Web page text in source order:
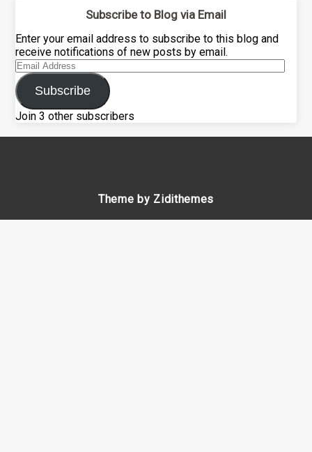
Subscribe to Blog via Email
Enter your email address to subscribe to this blog and
receive notifications of new posts by email.
Email
Address
Subscribe
Join 3 other subscribers
Theme by Zidithemes